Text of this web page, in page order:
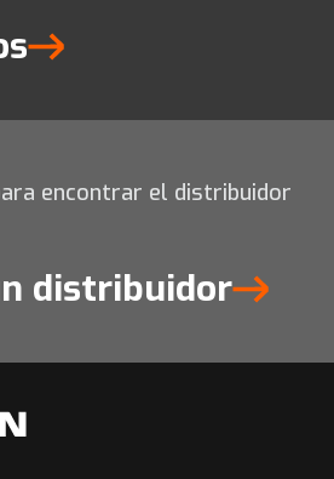
encontrar el distribuidor
distribuidor